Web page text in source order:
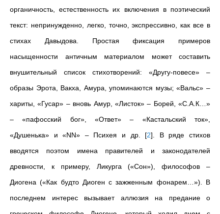
органичность, естественность их включения в поэтический
текст: непринужденно, легко, точно, экспрессивно, как все в
стихах Давыдова. Простая фиксация примеров
насыщенности античным материалом может составить
внушительный список стихотворений: «Другу-повесе» –
образы Эрота, Вакха, Амура, упоминаются музы; «Вальс» –
хариты, «Гусар» – вновь Амур, «Листок» – Борей, «С.А.К…»
– «пафосский бог», «Ответ» – «Кастальский ток»,
«Душенька» и «NN» – Психея и др. [2] . В ряде стихов
вводятся поэтом имена правителей и законодателей
древности, к примеру, Ликурга («Сон»), философов –
Диогена («Как будто Диоген с зажженным фонарем…»). В
последнем интерес вызывает аллюзия на предание о